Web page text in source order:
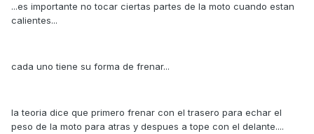
...es importante no tocar ciertas partes de la moto cuando estan
calientes...
cada uno tiene su forma de frenar...
la teoria dice que primero frenar con el trasero para echar el
peso de la moto para atras y despues a tope con el delante....